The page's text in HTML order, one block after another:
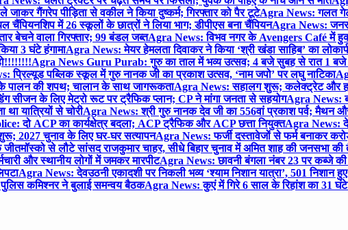
गैंगरेप पीड़िता से वकील ने किया दुष्कर्म; गिरफ्तार को पैर टूटेAgra News: गलत
में 26 स्कूलों के छात्रों ने लिया भाग; डीपीएस बना चैंपियनAgra News:
बेचने वाला गिरफ्तार; 99 बंडल जब्तAgra News: विभव नगर के Avengers Café में
3 घंटे हंगामाAgra News: मेयर हेमलता दिवाकर ने किया ‘श्री खंडा साहिब’ का
Agra News Guru Purab: गुरु का ताल में भव्य उत्सव; 4 बजे सुबह से रात 1
प्रिल्यूड पब्लिक स्कूल में गुरु नानक जी का प्रकाश उत्सव, ‘नाम जपो’ पर लघु नाटिका
के पालन की शपथ; चालान के साथ जागरूकताAgra News: सहालग शुरू; कलेक्ट्रेट और
सीजन के लिए मेट्रो रूट पर ट्रैफिक प्लान; CP ने मांगा जनता से सहयोगAgra News:
था यात्रियों से चोरीAgra News: श्री गुरु नानक देव जी का 556वां प्रकाश पर्व; मैथन और
दो ACP का कार्यक्षेत्र बदला; ACP ट्रैफिक और ACP छत्ता नियुक्तAgra News:
2027 चुनाव के लिए घर-घर सत्यापनAgra News: फर्जी दस्तावेजों से फर्म बनाकर
जीतमॉस्को से लौटे सांसद राजकुमार चाहर, सीधे बिहार चुनाव में अमित शाह की जनसभा की
और स्थानीय लोगों में जमकर मारपीटAgra News: छावनी बंगला नंबर 23 पर कब्जे
Agra News: देवउठनी एकादशी पर निकली भव्य ‘श्याम निशान यात्रा’, 501 निशान
पुलिस कमिश्नर ने बुलाई समन्वय बैठकAgra News: कुएं में गिरे 6 साल के रिहांश का 31 घंटे